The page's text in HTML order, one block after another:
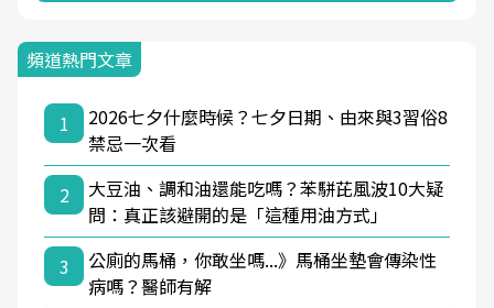
頻道熱門文章
1
2026七夕什麼時候？七夕日期、由來與3習俗8
禁忌一次看
2
大豆油、調和油還能吃嗎？苯駢芘風波10大疑
問：真正該避開的是「這種用油方式」
3
公廁的馬桶，你敢坐嗎...》馬桶坐墊會傳染性
病嗎？醫師有解